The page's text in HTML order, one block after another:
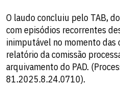
O laudo concluiu pelo TAB,
com episódios recorrentes
inimputável no momento das
relatório da comissão
arquivamento do PAD.
81.2025.8.24.0710).